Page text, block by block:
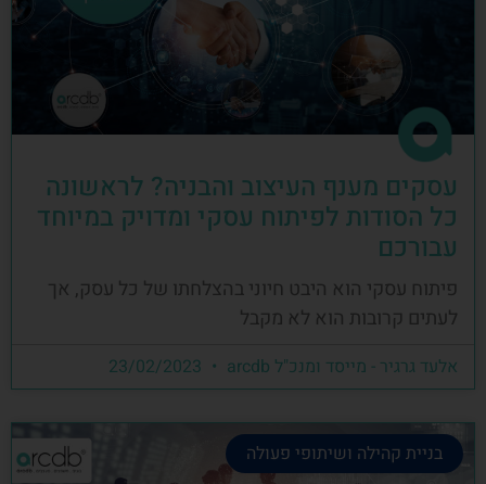
עסקים מענף העיצוב והבניה? לראשונה
כל הסודות לפיתוח עסקי ומדויק במיוחד
עבורכם
פיתוח עסקי הוא היבט חיוני בהצלחתו של כל עסק, אך
לעתים קרובות הוא לא מקבל
אלעד גרגיר - מייסד ומנכ"ל arcdb
בניית קהילה ושיתופי פעולה